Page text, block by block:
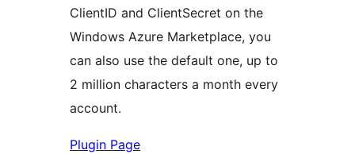
ClientID and ClientSecret on the
Windows Azure Marketplace, you
can also use the default one, up to
2 million characters a month every
account.
Plugin Page